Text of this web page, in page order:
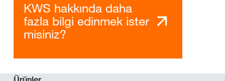
KWS hakkında daha
fazla bilgi edinmek ister
misiniz?